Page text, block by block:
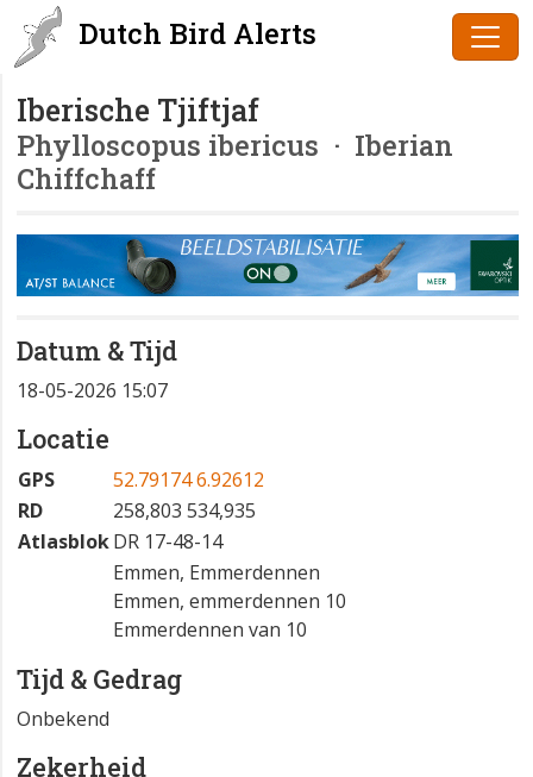
Dutch Bird Alerts
Iberische Tjiftjaf
Phylloscopus ibericus · Iberian
Chiffchaff
Datum & Tijd
18-05-2026 15:07
Locatie
GPS
52.79174 6.92612
RD
258,803 534,935
AtlasblokDR 17-48-14
Emmen, Emmerdennen
Emmen, emmerdennen 10
Emmerdennen van 10
Tijd & Gedrag
Onbekend
Zekerheid